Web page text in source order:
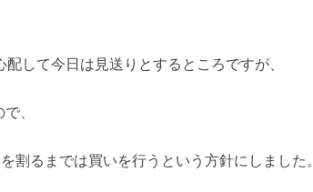
して今日は見送りとするところですが、
、
割るまでは買いを行うという方針にしました。